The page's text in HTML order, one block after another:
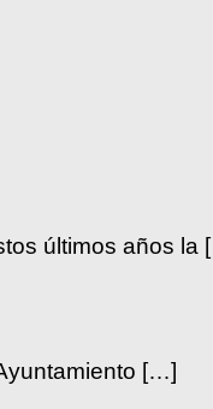
últimos años la
[…]